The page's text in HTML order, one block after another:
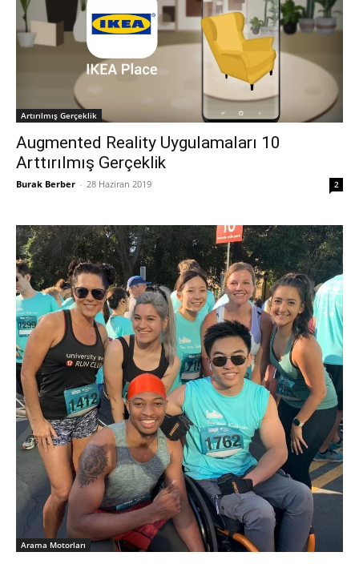
Artırılmış Gerçeklik
Augmented Reality Uygulamaları 10
Arttırılmış Gerçeklik
Burak Berber - 28 Haziran 2019 2
Arama Motorları